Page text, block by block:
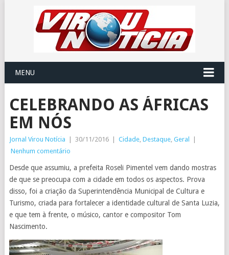
MENU
CELEBRANDO AS ÁFRICAS
EM NÓS
Jornal Virou Notícia 30/11/2016 Cidade, Destaque, Geral
Nenhum comentário
Desde que assumiu, a prefeita Roseli Pimentel vem dando mostras
de que se preocupa com a cidade em todos os aspectos. Prova
disso, foi a criação da Superintendência Municipal de Cultura e
Turismo, criada para fortalecer a identidade cultural de Santa Luzia,
e que tem à frente, o músico, cantor e compositor Tom
Nascimento.